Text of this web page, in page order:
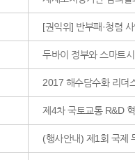
[권익위] 반부패·청렴
두바이 정부와 스마트
2017 해수담수화 리더
제4차 국토교통 R&D
(행사안내) 제1회 국제